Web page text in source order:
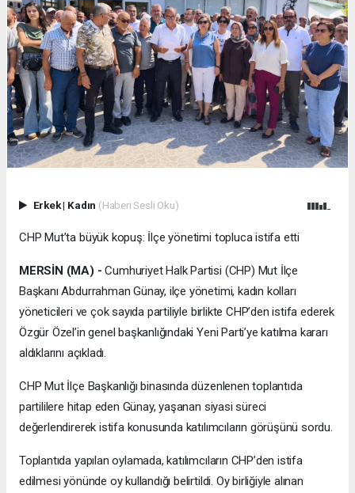
Erkek| Kadın (Haberi Sesli Oku)
CHP Mut’ta büyük kopuş: İlçe yönetimi topluca istifa etti
MERSİN (MA) - Cumhuriyet Halk Partisi (CHP) Mut İlçe
Başkanı Abdurrahman Günay, ilçe yönetimi, kadın kolları
yöneticileri ve çok sayıda partiliyle birlikte CHP’den istifa ederek
Özgür Özel’in genel başkanlığındaki Yeni Parti’ye katılma kararı
aldıklarını açıkladı.
CHP Mut İlçe Başkanlığı binasında düzenlenen toplantıda
partililere hitap eden Günay, yaşanan siyasi süreci
değerlendirerek istifa konusunda katılımcıların görüşünü sordu.
Toplantıda yapılan oylamada, katılımcıların CHP’den istifa
edilmesi yönünde oy kullandığı belirtildi. Oy birliğiyle alınan